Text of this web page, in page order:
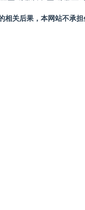
关后果，本网站不承担